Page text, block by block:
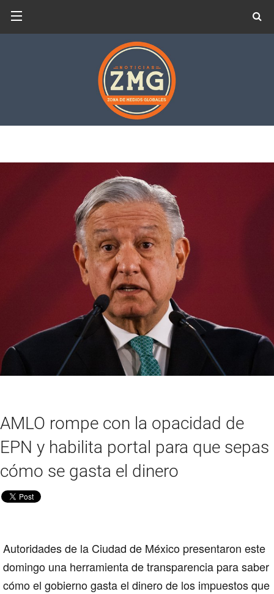
AMLO rompe con la opacidad de
EPN y habilita portal para que sepas
cómo se gasta el dinero
Autoridades de la Ciudad de México presentaron este
domingo una herramienta de transparencia para saber
cómo el gobierno gasta el dinero de los impuestos que